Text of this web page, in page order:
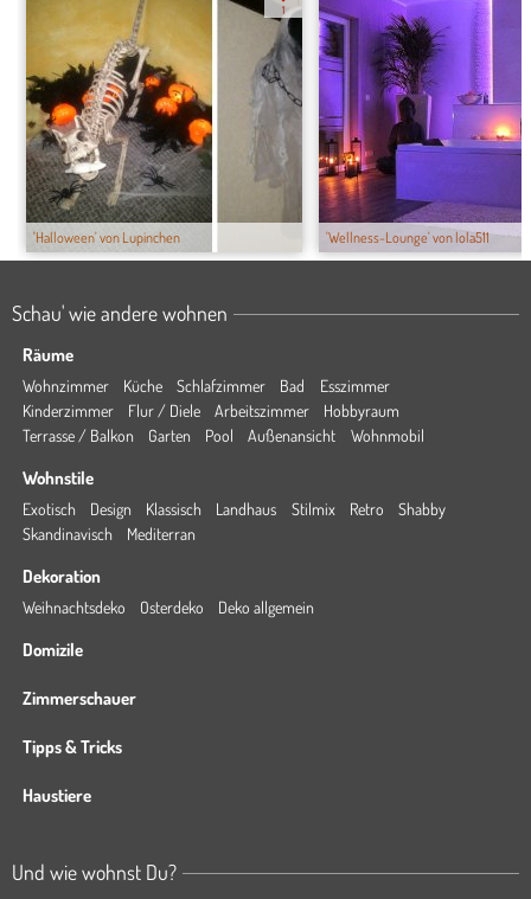
'Halloween' von Lupinchen
1
'Wellness-Lounge' von lola511
Schau' wie andere wohnen
Räume
Wohnzimmer Küche Schlafzimmer Bad
Esszimmer
Kinderzimmer
Flur / Diele Arbeitszimmer
Hobbyraum
Terrasse / Balkon
Garten Pool Außenansicht Wohnmobil
Wohnstile
Exotisch Design Klassisch Landhaus Stilmix Retro
Shabby
Skandinavisch
Mediterran
Dekoration
Weihnachtsdeko Osterdeko Deko allgemein
Domizile
Zimmerschauer
Tipps & Tricks
Haustiere
Und wie wohnst Du?